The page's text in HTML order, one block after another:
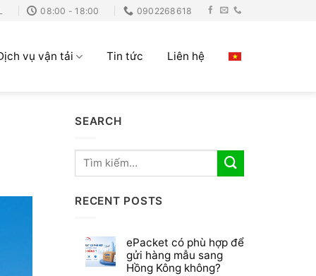
08:00 - 18:00 0902268618
vụ vận tải Tin tức Liên hệ
SEARCH
RECENT POSTS
ePacket có phù hợp để
gửi hàng mẫu sang
Hồng Kông không?